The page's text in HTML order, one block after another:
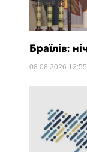
Браїлів:
08.08.2026 12:55